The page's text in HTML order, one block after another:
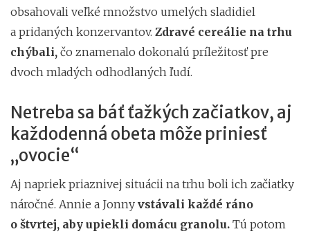
obsahovali veľké množstvo umelých sladidiel
a pridaných konzervantov. Zdravé cereálie na trhu
chýbali, čo znamenalo dokonalú príležitosť pre
dvoch mladých odhodlaných ľudí.
Netreba sa báť ťažkých začiatkov, aj
každodenná obeta môže priniesť
„ovocie“
Aj napriek priaznivej situácii na trhu boli ich začiatky
náročné. Annie a Jonny vstávali každé ráno
o štvrtej, aby upiekli domácu granolu. Tú potom